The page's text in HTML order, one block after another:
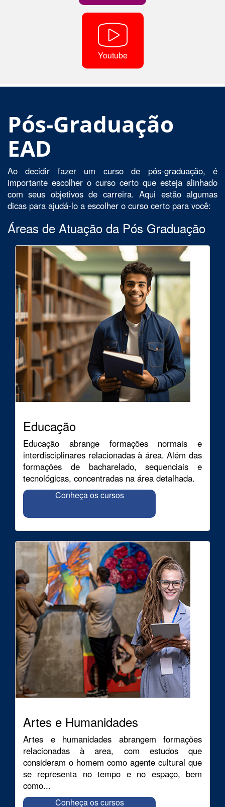
Youtube
Pós-Graduação
EAD
Ao decidir fazer um curso de pós-graduação, é
importante escolher o curso certo que esteja alinhado
com seus objetivos de carreira. Aqui estão algumas
dicas para ajudá-lo a escolher o curso certo para você:
Áreas de Atuação da Pós Graduação
Educação
Educação abrange formações normais e
interdisciplinares relacionadas à área. Além das
formações de bacharelado, sequenciais e
tecnológicas, concentradas na área detalhada.
Conheça os cursos
Artes e Humanidades
Artes e humanidades abrangem formações
relacionadas à area, com estudos que
consideram o homem como agente cultural que
se representa no tempo e no espaço, bem
como...
Conheça os cursos